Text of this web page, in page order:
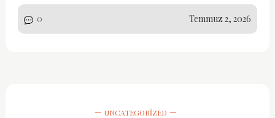
0 Temmuz 2, 2026
UNCATEGORIZED